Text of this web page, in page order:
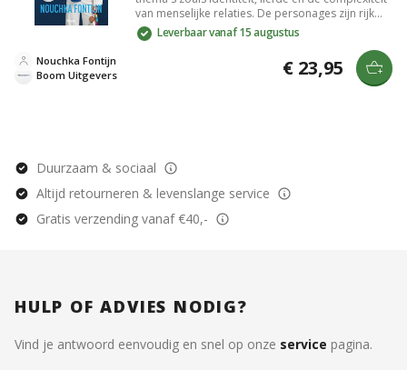
van menselijke relaties. De personages zijn rijk
gelaagd en hun ontwikkeling is meeslepend, wat
je meeneemt op een emotionele reis. Met
verhaallijnen laat het je nadenken over de
verbindingen die we maken en de keuzes die we
Leverbaar vanaf 15 augustus
Boom Uitgevers
Nouchka Fontijn € 23,95
Duurzaam & sociaal
Altijd retourneren & levenslange service
Gratis verzending vanaf €40,-
HULP OF ADVIES NODIG?
Vind je antwoord eenvoudig en snel op onze service pagina.